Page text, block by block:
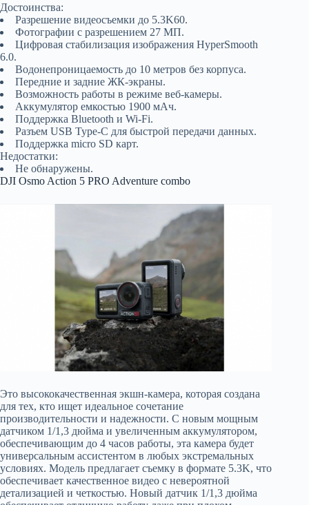
Достоинства:
Разрешение видеосъемки до 5.3K60.
Фотографии с разрешением 27 МП.
Цифровая стабилизация изображения HyperSmooth
6.0.
Водонепроницаемость до 10 метров без корпуса.
Передние и задние ЖК-экраны.
Возможность работы в режиме веб-камеры.
Аккумулятор емкостью 1900 мАч.
Поддержка Bluetooth и Wi-Fi.
Разъем USB Type-C для быстрой передачи данных.
Поддержка micro SD карт.
Недостатки:
Не обнаружены.
DJI Osmo Action 5 PRO Adventure combo
Это высококачественная экшн-камера, которая создана
для тех, кто ищет идеальное сочетание
производительности и надежности. С новым мощным
датчиком 1/1,3 дюйма и увеличенным аккумулятором,
обеспечивающим до 4 часов работы, эта камера будет
универсальным ассистентом в любых экстремальных
условиях. Модель предлагает съемку в формате 5.3K, что
обеспечивает качественное видео с невероятной
детализацией и четкостью. Новый датчик 1/1,3 дюйма